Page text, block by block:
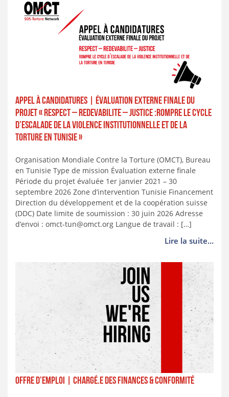
APPEL À CANDIDATURES | Évaluation externe finale du
projet « RESPECT – REDEVABILITE – JUSTICE :Rompre le cycle
d’escalade de la violence institutionnelle et de la
torture en Tunisie »
Organisation Mondiale Contre la Torture (OMCT), Bureau
en Tunisie Type de mission Évaluation externe finale
Période du projet évaluée 1er janvier 2021 – 30
septembre 2026 Zone d’intervention Tunisie Financement
Direction du développement et de la coopération suisse
(DDC) Date limite de soumission : 30 juin 2026 Adresse
d’envoi : omct-tun@omct.org Langue de travail : […]
Lire la suite...
OFFRE D’EMPLOI | Chargé.e des finances & conformité